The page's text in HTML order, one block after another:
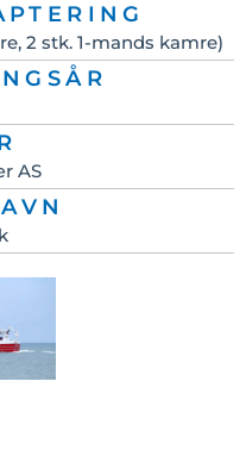
2 stk. 1-mands kamre)
AS